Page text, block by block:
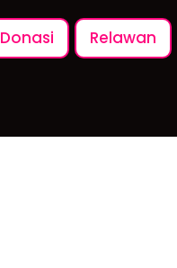
Donasi Relawan